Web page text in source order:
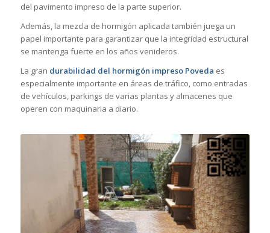
del pavimento impreso de la parte superior.
Además, la mezcla de hormigón aplicada también juega un
papel importante para garantizar que la integridad estructural
se mantenga fuerte en los años venideros.
La gran durabilidad del hormigón impreso Poveda es
especialmente importante en áreas de tráfico, como entradas
de vehículos, parkings de varias plantas y almacenes que
operen con maquinaria a diario.